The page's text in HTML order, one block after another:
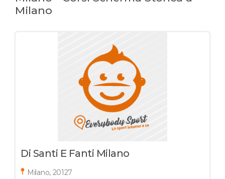
Milano
Di Santi E Fanti Milano
Milano, 20127